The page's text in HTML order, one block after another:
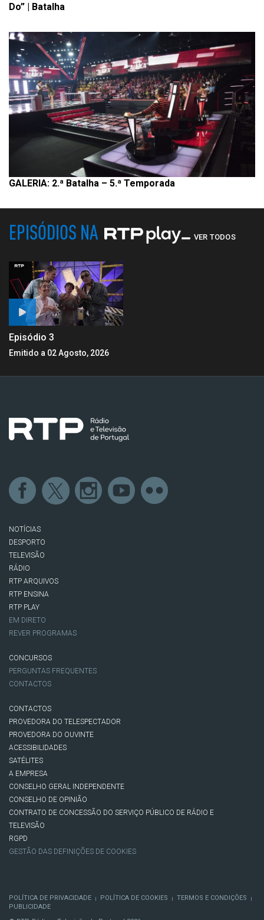
Do” | Batalha
GALERIA: 2.ª Batalha – 5.ª Temporada
EPISÓDIOS NA VER TODOS
Episódio 3
Emitido a 02 Agosto, 2026
NOTÍCIAS
DESPORTO
TELEVISÃO
RÁDIO
RTP ARQUIVOS
RTP ENSINA
RTP PLAY
EM DIRETO
REVER PROGRAMAS
CONCURSOS
PERGUNTAS FREQUENTES
CONTACTOS
CONTACTOS
PROVEDORA DO TELESPECTADOR
PROVEDORA DO OUVINTE
ACESSIBILIDADES
SATÉLITES
A EMPRESA
CONSELHO GERAL INDEPENDENTE
CONSELHO DE OPINIÃO
CONTRATO DE CONCESSÃO DO SERVIÇO PÚBLICO DE RÁDIO E
TELEVISÃO
RGPD
GESTÃO DAS DEFINIÇÕES DE COOKIES
POLÍTICA DE PRIVACIDADE | POLÍTICA DE COOKIES | TERMOS E CONDIÇÕES |
PUBLICIDADE